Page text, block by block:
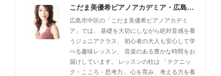
こだま美優希ピアノアカデミア・広島市中区
広島市中区の「こだま美優希ピアノアカデミ
ア」では、 基礎を大切にしながら絶対音感を養
うジュニアクラス、 初心者の大人も安心して学
べる趣味レッスン、 音楽のある豊かな時間をお
届けしています。 レッスンの柱は 「テクニッ
ク・こころ・思考力」 心を育み、考える力を養